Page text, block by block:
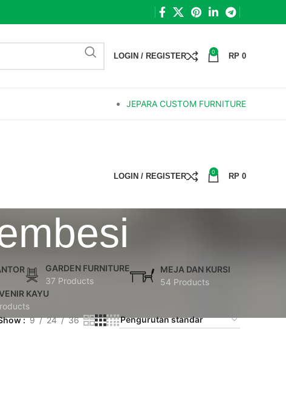
LOGIN / REGISTER 0 RP 0
JEPARA CUSTOM FURNITURE
LOGIN / REGISTER 0 RP 0
GARDEN FURNITURE
37 Products
MEJA DAN KURSI
54 Products
KAYU
9 24 36